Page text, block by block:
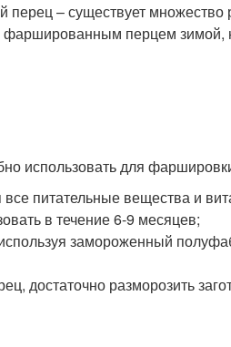
– существует множество
фаршированным перцем зимой,
использовать для
питательные вещества и
в течение 6-9 месяцев;
замороженный
достаточно разморозить